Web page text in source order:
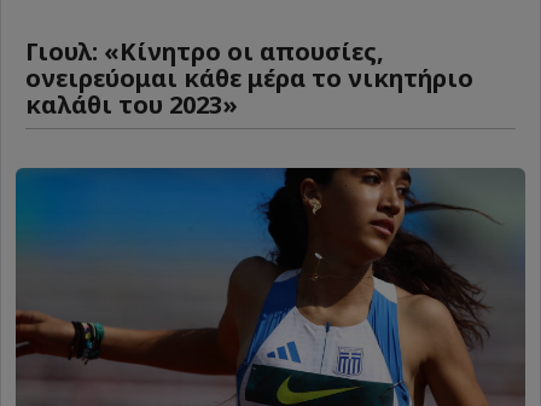
Γιουλ: «Κίνητρο οι απουσίες,
ονειρεύομαι κάθε μέρα το νικητήριο
καλάθι του 2023»